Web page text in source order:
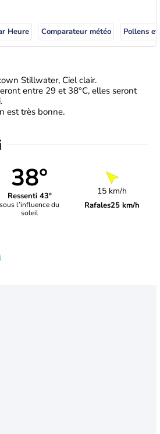
Heure Comparateur météo Pollens
Stillwater, Ciel clair.
entre 29 et 38°C, elles seront
est très bonne.
38°
Ressenti 43°
sous l’influence du
soleil
15 km/h
Rafales25 km/h